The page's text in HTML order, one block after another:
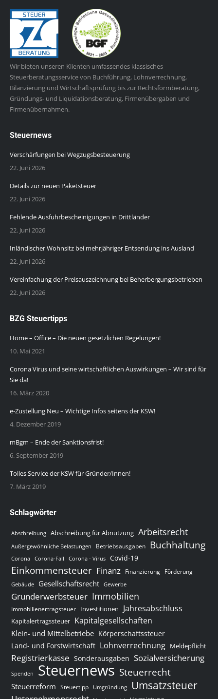
Wir bieten unseren Klienten umfassendes klassisches
Steuerberatungsservice von Buchführung, Lohnverrechnung,
Bilanzierung und Wirtschaftsprüfung bis zur Rechtsformberatung,
Gründungs- und Liquidationsberatung, Firmenübergaben und
Firmenübernahmen.
Steuernews
Verschärfungen bei Wegzugsbesteuerung
22. Juni 2026
Details zur neuen Paketsteuer
22. Juni 2026
Fehlende Ausfuhrbescheinigungen in Drittländer
22. Juni 2026
Inländischer Wohnsitz bei mehrjähriger Entsendung ins Ausland
22. Juni 2026
Vereinfachung der Preisauszeichnung bei Beherbergungsbetrieben
22. Juni 2026
BZG Steuertipps
Home – Office – Die neuen gesetzlichen Regelungen!
10. Mai 2021
Corona Virus und seine wirtschaftlichen Auswirkungen – Wir sind für
Sie da!
16. März 2020
e-Zustellung Neu – Wichtige Infos seitens der KSW!
4. Dezember 2019
mBgm – Ende der Sanktionsfrist!
6. September 2019
Tolles Service der KSW für Gründer/Innen!
7. März 2019
Schlagwörter
Abschreibung Abschreibung für Abnutzung Arbeitsrecht
Außergewöhnliche Belastungen Betriebsausgaben Buchhaltung
Corona Corona-Fall Corona - Virus Covid-19
Einkommensteuer Finanz Finanzierung Förderung
Gebäude Gesellschaftsrecht Gewerbe
Grunderwerbsteuer Immobilien
Immobilienertragsteuer Investitionen Jahresabschluss
Kapitalertragssteuer Kapitalgesellschaften
Klein- und Mittelbetriebe Körperschaftssteuer
Land- und Forstwirtschaft Lohnverrechnung Meldepflicht
Registrierkasse Sonderausgaben Sozialversicherung
Spenden Steuernews Steuerrecht
Steuerreform Steuertipp Umgründung Umsatzsteuer